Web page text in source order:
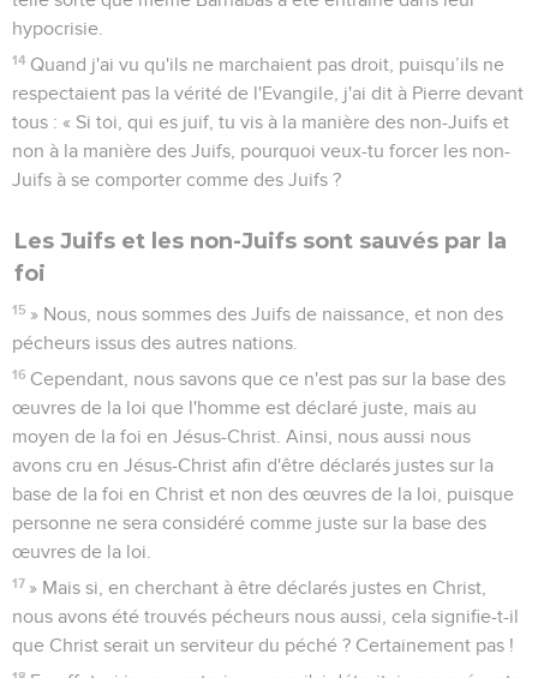
hypocrisie.
14 Quand j'ai vu qu'ils ne marchaient pas droit, puisqu’ils ne
respectaient pas la vérité de l'Evangile, j'ai dit à Pierre devant
tous : « Si toi, qui es juif, tu vis à la manière des non-Juifs et
non à la manière des Juifs, pourquoi veux-tu forcer les non-
Juifs à se comporter comme des Juifs ?
Les Juifs et les non-Juifs sont sauvés par la
foi
15 » Nous, nous sommes des Juifs de naissance, et non des
pécheurs issus des autres nations.
16 Cependant, nous savons que ce n'est pas sur la base des
œuvres de la loi que l'homme est déclaré juste, mais au
moyen de la foi en Jésus-Christ. Ainsi, nous aussi nous
avons cru en Jésus-Christ afin d'être déclarés justes sur la
base de la foi en Christ et non des œuvres de la loi, puisque
personne ne sera considéré comme juste sur la base des
œuvres de la loi.
17 » Mais si, en cherchant à être déclarés justes en Christ,
nous avons été trouvés pécheurs nous aussi, cela signifie-t-il
que Christ serait un serviteur du péché ? Certainement pas !